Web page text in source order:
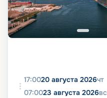
17:0020 августа 2026чт
07:0023 августа 2026вс